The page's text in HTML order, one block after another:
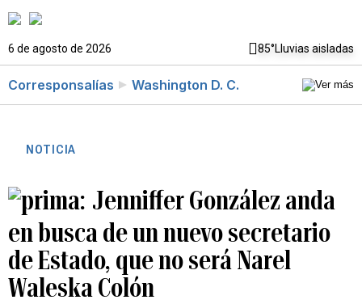
6 de agosto de 2026 85°Lluvias aisladas
Corresponsalías Washington D. C.
NOTICIA
Jenniffer González anda
en busca de un nuevo secretario
de Estado, que no será Narel
Waleska Colón